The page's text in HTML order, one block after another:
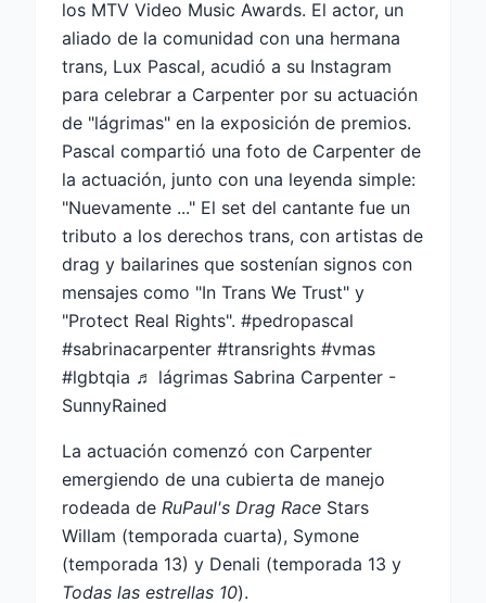
los MTV Video Music Awards. El actor, un
aliado de la comunidad con una hermana
trans, Lux Pascal, acudió a su Instagram
para celebrar a Carpenter por su actuación
de "lágrimas" en la exposición de premios.
Pascal compartió una foto de Carpenter de
la actuación, junto con una leyenda simple:
"Nuevamente ..." El set del cantante fue un
tributo a los derechos trans, con artistas de
drag y bailarines que sostenían signos con
mensajes como "In Trans We Trust" y
"Protect Real Rights". #pedropascal
#sabrinacarpenter #transrights #vmas
#lgbtqia ♬ lágrimas Sabrina Carpenter -
SunnyRained
La actuación comenzó con Carpenter
emergiendo de una cubierta de manejo
rodeada de RuPaul's Drag Race Stars
Willam (temporada cuarta), Symone
(temporada 13) y Denali (temporada 13 y
Todas las estrellas 10).